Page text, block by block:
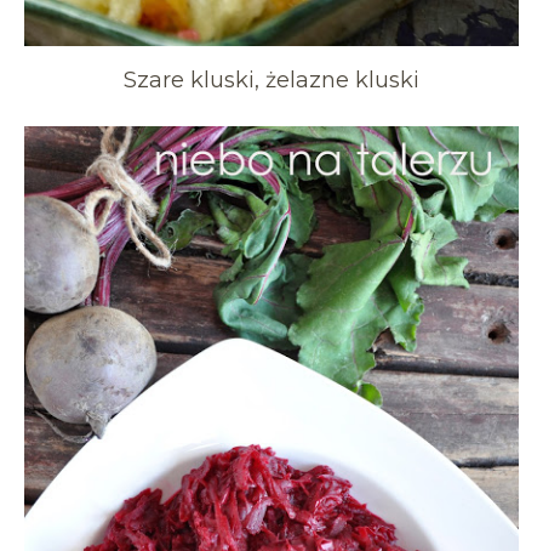
Szare kluski, żelazne kluski